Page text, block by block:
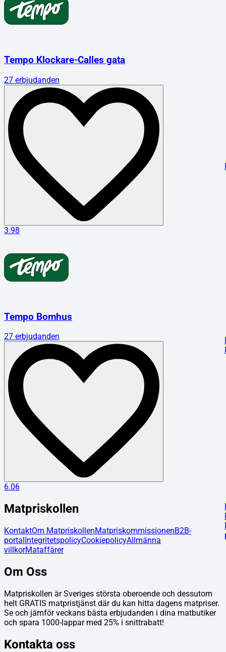
Tempo Klockare-Calles gata
27 erbjudanden
3.98
Tempo Bomhus
27 erbjudanden
6.06
Matpriskollen
KontaktOm MatpriskollenMatpriskommissionenB2B-
portalIntegritetspolicyCookiepolicyAllmänna
villkorMataffärer
Om Oss
Matpriskollen är Sveriges största oberoende och dessutom
helt GRATIS matpristjänst där du kan hitta dagens matpriser.
Se och jämför veckans bästa erbjudanden i dina matbutiker
och spara 1000-lappar med 25% i snittrabatt!
Kontakta oss